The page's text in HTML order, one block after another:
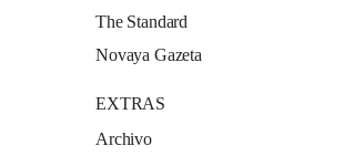
The Standard
Novaya Gazeta
EXTRAS
Archivo